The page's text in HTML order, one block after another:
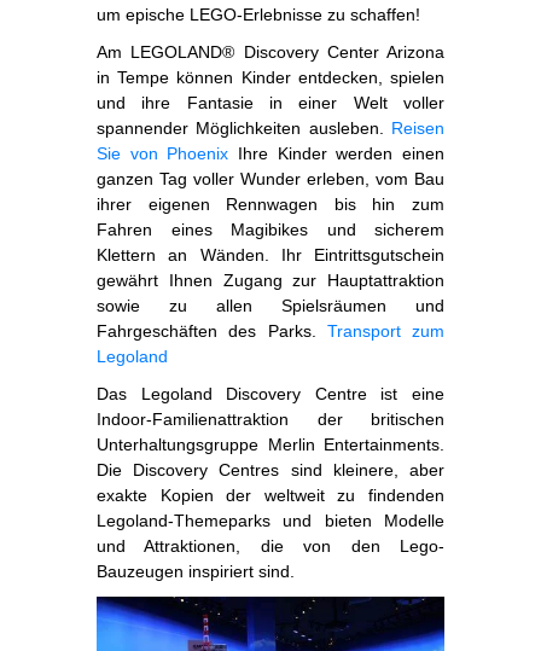
um epische LEGO-Erlebnisse zu schaffen!
Am LEGOLAND® Discovery Center Arizona
in Tempe können Kinder entdecken, spielen
und ihre Fantasie in einer Welt voller
spannender Möglichkeiten ausleben. Reisen
Sie von Phoenix Ihre Kinder werden einen
ganzen Tag voller Wunder erleben, vom Bau
ihrer eigenen Rennwagen bis hin zum
Fahren eines Magibikes und sicherem
Klettern an Wänden. Ihr Eintrittsgutschein
gewährt Ihnen Zugang zur Hauptattraktion
sowie zu allen Spielsräumen und
Fahrgeschäften des Parks. Transport zum
Legoland
Das Legoland Discovery Centre ist eine
Indoor-Familienattraktion der britischen
Unterhaltungsgruppe Merlin Entertainments.
Die Discovery Centres sind kleinere, aber
exakte Kopien der weltweit zu findenden
Legoland-Themeparks und bieten Modelle
und Attraktionen, die von den Lego-
Bauzeugen inspiriert sind.